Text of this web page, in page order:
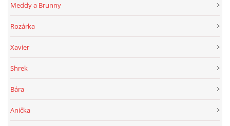
Meddy a Brunny
Rozárka
Xavier
Shrek
Bára
Anička